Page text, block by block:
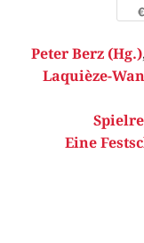
Peter Berz (Hg.)
Laquièze-
Eine